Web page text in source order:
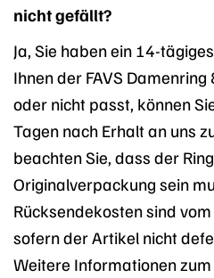
nicht gefällt?
Ja, Sie haben ein 14-
Ihnen der FAVS
oder nicht passt, können
Tagen nach Erhalt an uns
beachten Sie, dass der
Originalverpackung sein
Rücksendekosten sind
sofern der Artikel nicht
Weitere Informationen